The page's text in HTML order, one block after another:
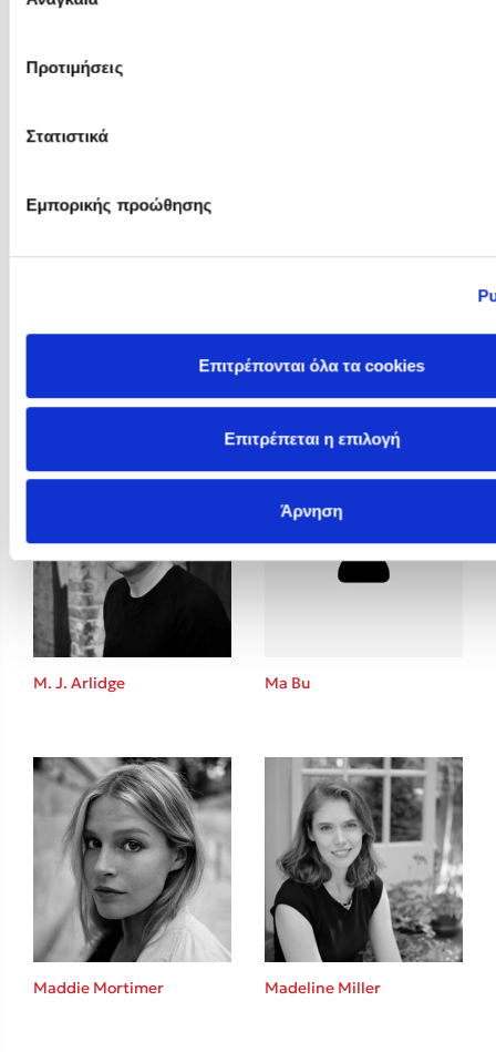
Προτιμήσεις
Στατιστικά
Εμπορικής προώθησης
Επιτρέπονται όλα τα cookies
Επιτρέπεται η επιλογή
Άρνηση
Lucinda Riley
Lucy Brownridge
M. J. Arlidge Ma Bu
Maddie Mortimer Madeline Miller